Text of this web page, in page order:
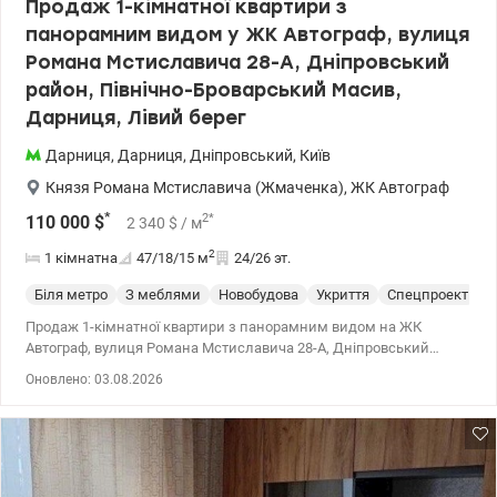
Продаж 1-кімнатної квартири з
панорамним видом у ЖК Автограф, вулиця
Романа Мстиславича 28-А, Дніпровський
район, Північно-Броварський Масив,
Дарниця, Лівий берег
Дарниця, Дарниця, Дніпровський, Київ
Князя Романа Мстиславича (Жмаченка), ЖК Автограф
110 000 $* 2 340 $ / м2*
1 кімнатна 47/18/15 м2 24/26 эт.
Біля метро З меблями Новобудова Укриття Спецпроект
Продаж 1-кімнатної квартири з панорамним видом на ЖК
Автограф, вулиця Романа Мстиславича 28-А, Дніпровський
поверсі 26-ти поверхового монолітно-каркасного будинку з
керамічної цегли. Сучасний ЖК комфорт-класу 2016-2020 років. з
елегантною архітектурою та лаконічним екстер'єром. Квартира
Оновлено: 03.08.2026